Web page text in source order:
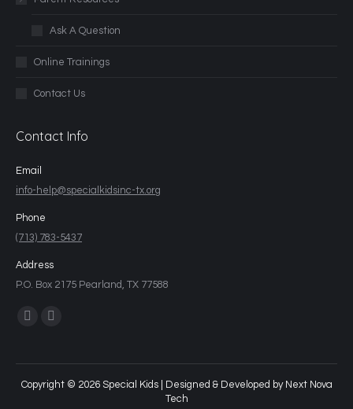
Ask A Question
Online Trainings
Contact Us
Contact Info
Email
info-help@specialkidsinc-tx.org
Phone
(713) 783-5437
Address
P.O. Box 2175 Pearland, TX 77588
Find us on:
Copyright © 2026 Special Kids | Designed & Developed by Next Nova
Tech